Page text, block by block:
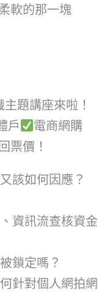
軟的那一塊
題講座來啦！
戶
電商網購
票價！
該如何因應？
資訊流查核資金
鎖定嗎？
針對個人網拍網